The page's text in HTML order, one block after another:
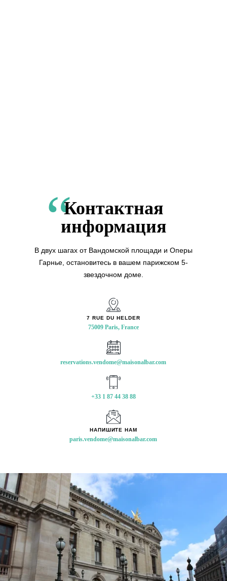
Контактная
информация
В двух шагах от Вандомской площади и Оперы
Гарнье, остановитесь в вашем парижском 5-
звездочном доме.
+33 1 87 44 38 88
НАПИШИТЕ НАМ
paris.vendome@maisonalbar.com